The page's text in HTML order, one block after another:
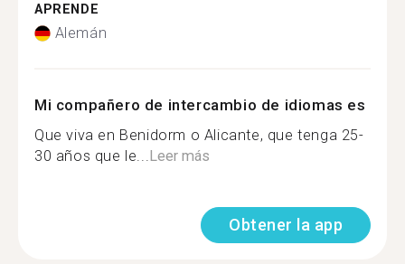
APRENDE
Alemán
Mi compañero de intercambio de idiomas es
Que viva en Benidorm o Alicante, que tenga 25-
30 años que le...Leer más
Obtener la app